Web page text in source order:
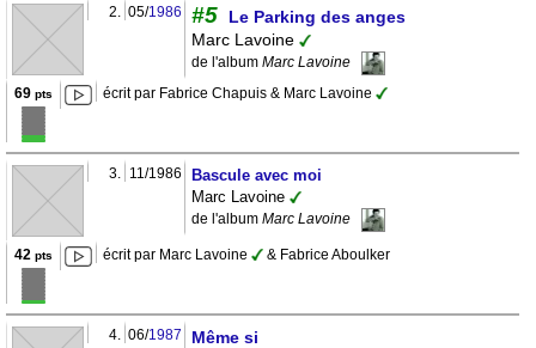
2. 05/1986 #5
Le Parking des anges
Marc Lavoine
de l'album Marc Lavoine
69 pts écrit par Fabrice Chapuis & Marc Lavoine
3. 11/1986
Bascule avec moi
Marc Lavoine
de l'album Marc Lavoine
42 pts écrit par Marc Lavoine & Fabrice Aboulker
4. 06/1987
Même si